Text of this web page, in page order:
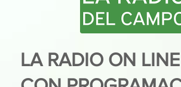
LA RADIO ON LINE